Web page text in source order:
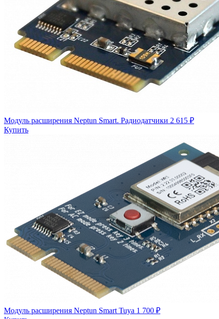
Модуль расширения Neptun Smart. Радиодатчики 2 615 ₽
Купить
Модуль расширения Neptun Smart Tuya 1 700 ₽